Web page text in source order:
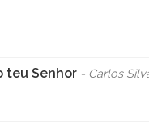
teu Senhor - Carlos